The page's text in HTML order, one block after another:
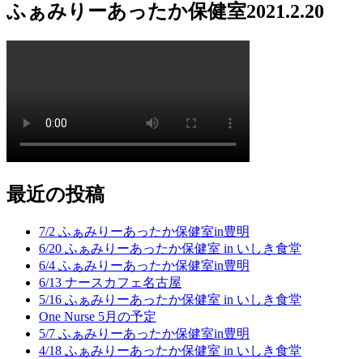
ふぁみりーあったか保健室2021.2.20
最近の投稿
7/2 ふぁみりーあったか保健室in豊明
6/20 ふぁみりーあったか保健室 in いしき食堂
6/4 ふぁみりーあったか保健室in豊明
6/13 ナースカフェ名古屋
5/16 ふぁみりーあったか保健室 in いしき食堂
One Nurse 5月の予定
5/7 ふぁみりーあったか保健室in豊明
4/18 ふぁみりーあったか保健室 in いしき食堂